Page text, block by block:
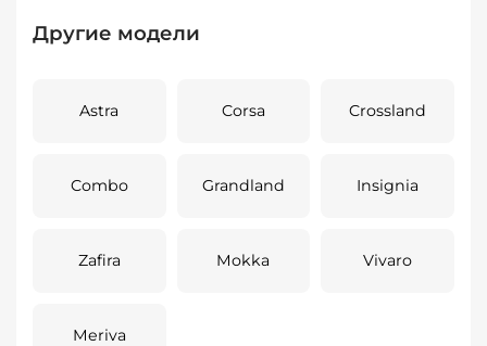
Другие модели
Astra Corsa Crossland
Combo Grandland Insignia
Zafira Mokka Vivaro
Meriva